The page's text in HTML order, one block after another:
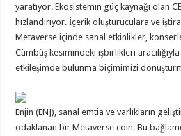
yaratıyor. Ekosistemin güç kaynağı olan
hızlandırıyor. İçerik oluşturuculara ve
Metaverse içinde sanal etkinlikler,
Cümbüş kesimindeki işbirlikleri
etkileşimde bulunma biçimimizi
Enjin (ENJ), sanal emtia ve varlıkların
odaklanan bir Metaverse coin. Bu